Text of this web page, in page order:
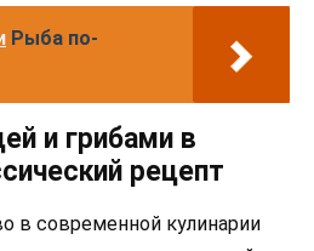
Рыба по-
и грибами в
рецепт
в современной кулинарии